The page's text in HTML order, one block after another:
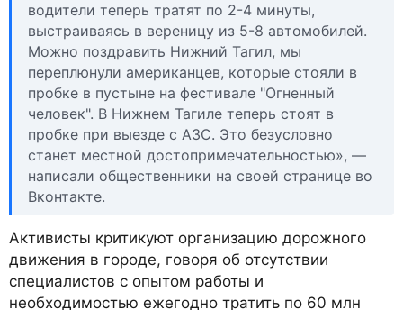
водители теперь тратят по 2-4 минуты,
выстраиваясь в вереницу из 5-8 автомобилей.
Можно поздравить Нижний Тагил, мы
переплюнули американцев, которые стояли в
пробке в пустыне на фестивале "Огненный
человек". В Нижнем Тагиле теперь стоят в
пробке при выезде с АЗС. Это безусловно
станет местной достопримечательностью», —
написали общественники на своей странице во
Вконтакте.
Активисты критикуют организацию дорожного
движения в городе, говоря об отсутствии
специалистов с опытом работы и
необходимостью ежегодно тратить по 60 млн